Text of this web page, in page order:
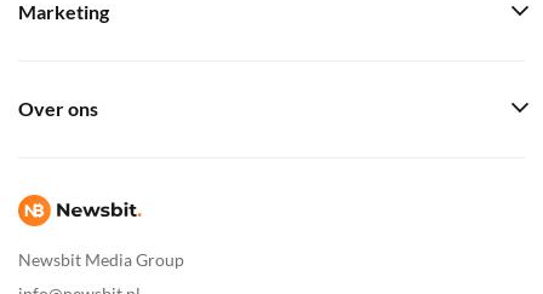
Newsbit Media Group
Marketing
Over ons